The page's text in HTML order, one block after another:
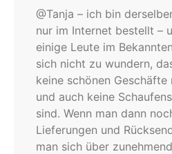
@Tanja – ich bin
nur im Internet bestellt –
einige Leute im
sich nicht zu wundern,
keine schönen Geschäfte
und auch keine
sind. Wenn man dann
Lieferungen und
man sich über